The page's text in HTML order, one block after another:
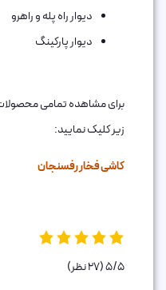
دیوار راه پله و راهرو
دیوار پارکینگ
برای مشاهده تمامی
زیر کلیک نمایید:
کاشی فخار رفسنجان
5/5(27 نظر)